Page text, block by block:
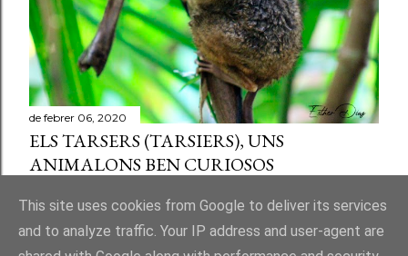
de febrer 06, 2020
ELS TARSERS (TARSIERS), UNS
ANIMALONS BEN CURIOSOS
Publica un comentari a l'entrada
This site uses cookies from Google to deliver its services
and to analyze traffic. Your IP address and user-agent are